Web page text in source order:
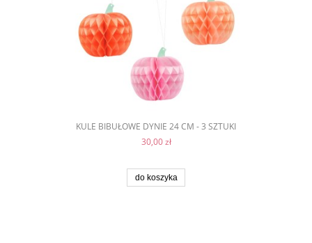
KULE BIBUŁOWE DYNIE 24 CM - 3 SZTUKI
30,00 zł
do koszyka